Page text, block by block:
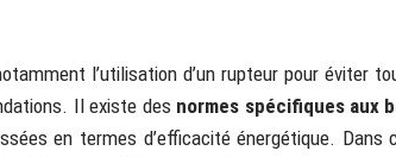
l’utilisation d’un rupteur pour éviter
Il existe des normes spécifiques aux
en termes d’efficacité énergétique.